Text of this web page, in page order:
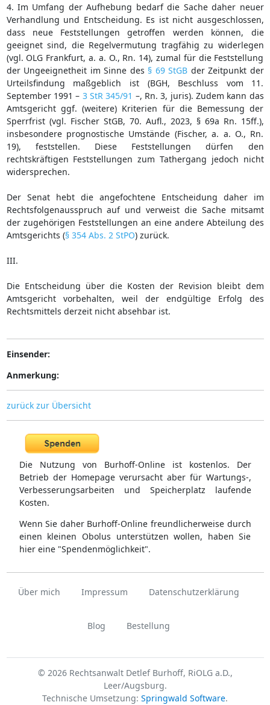
4. Im Umfang der Aufhebung bedarf die Sache daher neuer
Verhandlung und Entscheidung. Es ist nicht ausgeschlossen,
dass neue Feststellungen getroffen werden können, die
geeignet sind, die Regelvermutung tragfähig zu widerlegen
(vgl. OLG Frankfurt, a. a. O., Rn. 14), zumal für die Feststellung
der Ungeeignetheit im Sinne des § 69 StGB der Zeitpunkt der
Urteilsfindung maßgeblich ist (BGH, Beschluss vom 11.
September 1991 – 3 StR 345/91 –, Rn. 3, juris). Zudem kann das
Amtsgericht ggf. (weitere) Kriterien für die Bemessung der
Sperrfrist (vgl. Fischer StGB, 70. Aufl., 2023, § 69a Rn. 15ff.),
insbesondere prognostische Umstände (Fischer, a. a. O., Rn.
19), feststellen. Diese Feststellungen dürfen den
rechtskräftigen Feststellungen zum Tathergang jedoch nicht
widersprechen.
Der Senat hebt die angefochtene Entscheidung daher im
Rechtsfolgenausspruch auf und verweist die Sache mitsamt
der zugehörigen Feststellungen an eine andere Abteilung des
Amtsgerichts (§ 354 Abs. 2 StPO) zurück.
III.
Die Entscheidung über die Kosten der Revision bleibt dem
Amtsgericht vorbehalten, weil der endgültige Erfolg des
Rechtsmittels derzeit nicht absehbar ist.
Einsender:
Anmerkung:
zurück zur Übersicht
Die Nutzung von Burhoff-Online ist kostenlos. Der
Betrieb der Homepage verursacht aber für Wartungs-,
Verbesserungsarbeiten und Speicherplatz laufende
Kosten.
Wenn Sie daher Burhoff-Online freundlicherweise durch
einen kleinen Obolus unterstützen wollen, haben Sie
hier eine "Spendenmöglichkeit".
Über mich Impressum Datenschutzerklärung
Blog Bestellung
© 2026 Rechtsanwalt Detlef Burhoff, RiOLG a.D.,
Leer/Augsburg.
Technische Umsetzung: Springwald Software.